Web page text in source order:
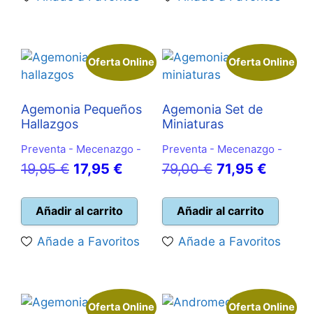
24,90 €. 22,50 €. 35,00 €.31,50
Oferta Online
Agemonia Pequeños
Hallazgos
Preventa - Mecenazgo -
19,95€ El
original
era:
19,95 €.
17,95 €
actual
es:
17,95 €.
Añadir al carrito
Añade a Favoritos
Oferta Online
Agemonia Set de
Miniaturas
Preventa - Mecenazgo -
79,00€ El
original
era:
79,00 €.
71,95 €El
es:
71,95
Añadir al carrito
Añade a Favoritos
Oferta Online Oferta Online